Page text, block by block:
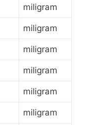
miligram
miligram
miligram
miligram
miligram
miligram